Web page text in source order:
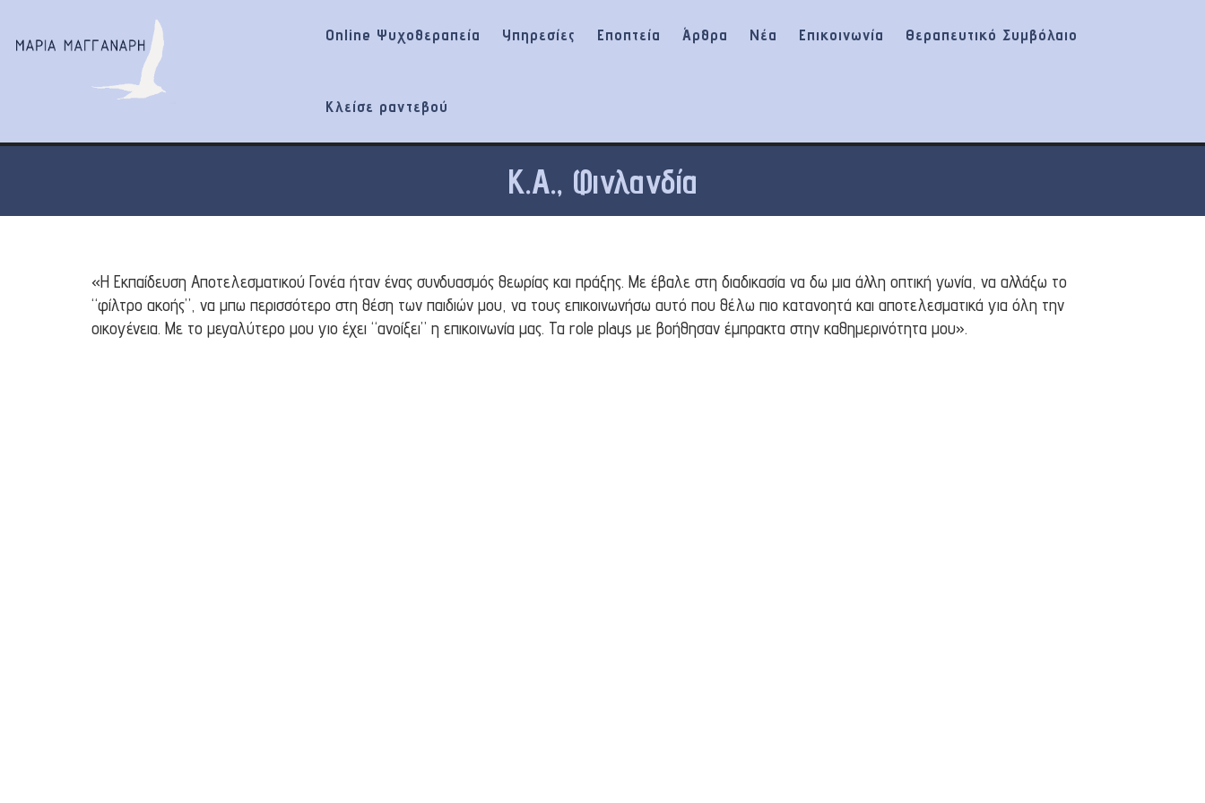
Online Ψυχοθεραπεία Υπηρεσίες Εποπτεία Άρθρα Νέα Επικοινωνία Θεραπευτικό Συμβόλαιο
Κλείσε ραντεβού
Κ.Α., Φινλανδία
«Η Εκπαίδευση Αποτελεσματικού Γονέα ήταν ένας συνδυασμός θεωρίας και πράξης. Με έβαλε στη διαδικασία να δω μια άλλη οπτική γωνία, να αλλάξω το
“φίλτρο ακοής”, να μπω περισσότερο στη θέση των παιδιών μου, να τους επικοινωνήσω αυτό που θέλω πιο κατανοητά και αποτελεσματικά για όλη την
οικογένεια. Με το μεγαλύτερο μου γιο έχει “ανοίξει” η επικοινωνία μας. Τα role plays με βοήθησαν έμπρακτα στην καθημερινότητα μου».